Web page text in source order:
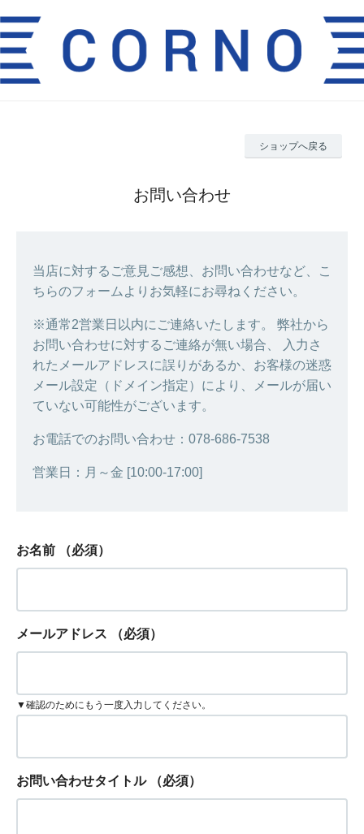
ショップへ戻る
お問い合わせ
当店に対するご意見ご感想、お問い合わせなど、こ
ちらのフォームよりお気軽にお尋ねください。
※通常2営業日以内にご連絡いたします。 弊社から
お問い合わせに対するご連絡が無い場合、 入力さ
れたメールアドレスに誤りがあるか、お客様の迷惑
メール設定（ドメイン指定）により、メールが届い
ていない可能性がございます。
お電話でのお問い合わせ：078-686-7538
営業日：月～金 [10:00-17:00]
お名前 （必須）
メールアドレス （必須）
▼確認のためにもう一度入力してください。
お問い合わせタイトル （必須）